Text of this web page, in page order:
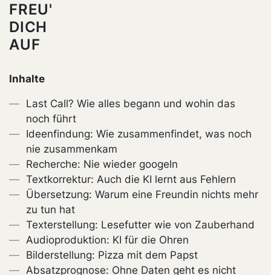
FREU'
DICH
AUF
Inhalte
Last Call? Wie alles begann und wohin das
noch führt
Ideenfindung: Wie zusammenfindet, was noch
nie zusammenkam
Recherche: Nie wieder googeln
Textkorrektur: Auch die KI lernt aus Fehlern
Übersetzung: Warum eine Freundin nichts mehr
zu tun hat
Texterstellung: Lesefutter wie von Zauberhand
Audioproduktion: KI für die Ohren
Bilderstellung: Pizza mit dem Papst
Absatzprognose: Ohne Daten geht es nicht